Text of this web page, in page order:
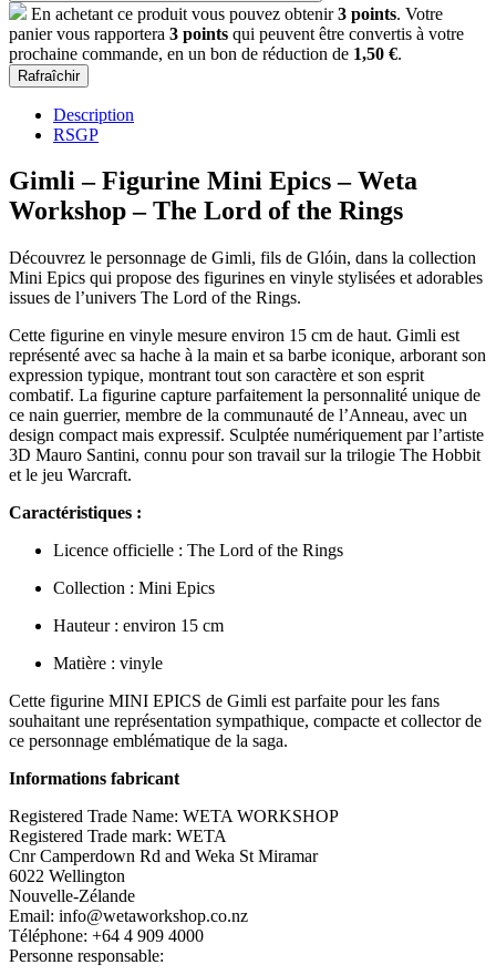
En achetant ce produit vous pouvez obtenir3 points. Votre
panier vous rapportera 3 points qui peuvent être convertis à votre
prochaine commande, en un bon de réduction de 1,50 €.
Description
RSGP
Gimli – Figurine Mini Epics – Weta
Workshop – The Lord of the Rings
Découvrez le personnage de Gimli, fils de Glóin, dans la collection
Mini Epics qui propose des figurines en vinyle stylisées et adorables
issues de l’univers The Lord of the Rings.
Cette figurine en vinyle mesure environ 15 cm de haut. Gimli est
représenté avec sa hache à la main et sa barbe iconique, arborant son
expression typique, montrant tout son caractère et son esprit
combatif. La figurine capture parfaitement la personnalité unique de
ce nain guerrier, membre de la communauté de l’Anneau, avec un
design compact mais expressif. Sculptée numériquement par l’artiste
3D Mauro Santini, connu pour son travail sur la trilogie The Hobbit
et le jeu Warcraft.
Caractéristiques :
Licence officielle : The Lord of the Rings
Collection : Mini Epics
Hauteur : environ 15 cm
Matière : vinyle
Cette figurine MINI EPICS de Gimli est parfaite pour les fans
souhaitant une représentation sympathique, compacte et collector de
ce personnage emblématique de la saga.
Informations fabricant
Registered Trade Name: WETA WORKSHOP
Registered Trade mark: WETA
Cnr Camperdown Rd and Weka St Miramar
6022 Wellington
Nouvelle-Zélande
Email: info@wetaworkshop.co.nz
Téléphone: +64 4 909 4000
Personne responsable: